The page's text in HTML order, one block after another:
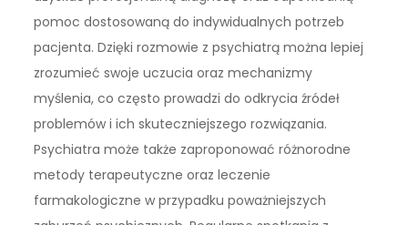
pomoc dostosowaną do indywidualnych potrzeb
pacjenta. Dzięki rozmowie z psychiatrą można lepiej
zrozumieć swoje uczucia oraz mechanizmy
myślenia, co często prowadzi do odkrycia źródeł
problemów i ich skuteczniejszego rozwiązania.
Psychiatra może także zaproponować różnorodne
metody terapeutyczne oraz leczenie
farmakologiczne w przypadku poważniejszych